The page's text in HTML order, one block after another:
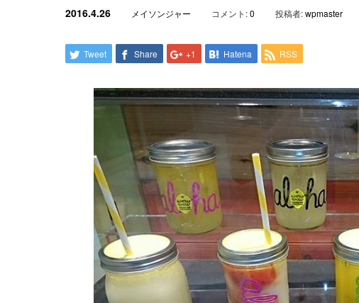
2016.4.26 メイソンジャー コメント:0 投稿者:wpmaster
Tweet Share +1 Hatena RSS